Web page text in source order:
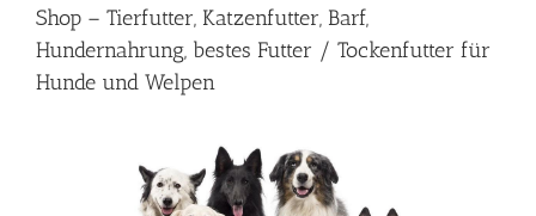
Shop – Tierfutter, Katzenfutter, Barf,
Hundernahrung, bestes Futter / Tockenfutter für
Hunde und Welpen